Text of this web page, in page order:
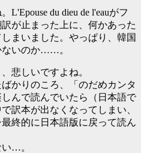
L'Epouse du dieu de l'eauがフ
が止まった上に、何かあった
まいました。やっぱり、韓国
ないのか……。
悲しいですよね。
かりのころ、「のだめカンタ
んで読んでいたら（日本語で
訳本が出なくなってしまい、
終的に日本語版に戻って読ん
…。